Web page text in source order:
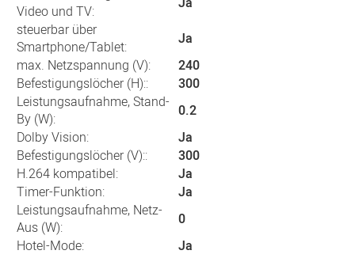
Video und TV:
steuerbar über
Smartphone/Tablet:
Ja
max. Netzspannung (V):
240
Befestigungslöcher (H)::
300
Leistungsaufnahme, Stand-
By (W):
0.2
Dolby Vision:
Ja
Befestigungslöcher (V)::
300
H.264 kompatibel:
Ja
Timer-Funktion:
Ja
Leistungsaufnahme, Netz-
Aus (W):
0
Hotel-Mode:
Ja